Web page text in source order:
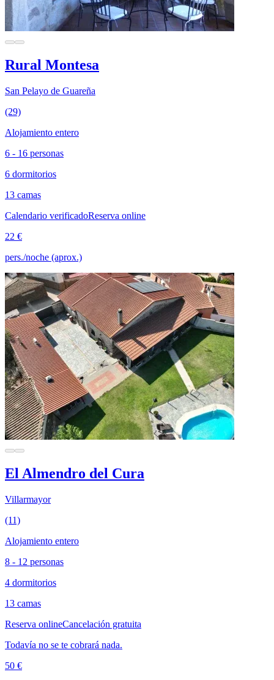
Rural Montesa
San Pelayo de Guareña
(29)
Alojamiento entero
6 - 16 personas
6 dormitorios
13 camas
Calendario verificadoReserva online
22 €
pers./noche (aprox.)
El Almendro del Cura
Villarmayor
(11)
Alojamiento entero
8 - 12 personas
4 dormitorios
13 camas
Reserva onlineCancelación gratuita
Todavía no se te cobrará nada.
50 €